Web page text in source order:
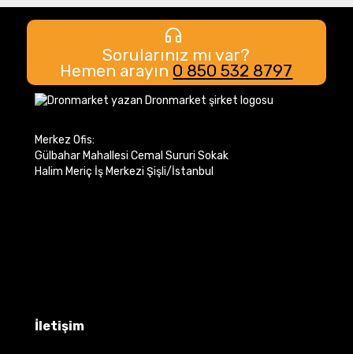
Sorularınız mı var?
Hemen arayın 0 850 532 8797
Merkez Ofis:
Gülbahar Mahallesi Cemal Sururi Sokak
Halim Meriç İş Merkezi Şişli/İstanbul
İletişim